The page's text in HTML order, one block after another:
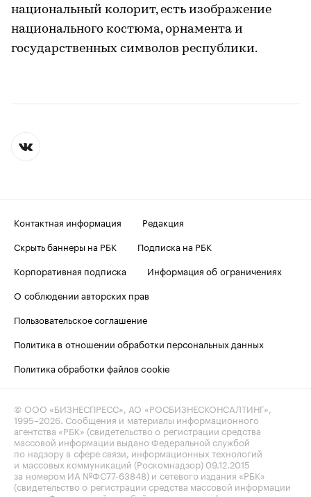
национальный колорит, есть изображение
национального костюма, орнамента и
государственных символов республики.
Контактная информация
Редакция
Скрыть баннеры на РБК
Подписка на РБК
Корпоративная подписка
Информация об ограничениях
О соблюдении авторских прав
Пользовательское соглашение
Политика в отношении обработки персональных данных
Политика обработки файлов cookie
© ООО «БИЗНЕСПРЕСС», АО «РОСБИЗНЕСКОНСАЛТИНГ»,
1995–2026. Сообщения и материалы информационного
агентства «РБК» (свидетельство о регистрации средства
массовой информации выдано Федеральной службой
по надзору в сфере связи, информационных технологий
и массовых коммуникаций (Роскомнадзор) 09.12.2015
за номером ИА №ФС77-63848) и сетевого издания «РБК»
(свидетельство о регистрации средства массовой информации